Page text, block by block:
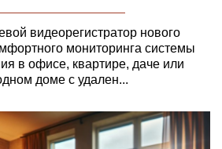
видеорегистратор нового
мониторинга системы
в офисе, квартире, даче или
доме с удален...